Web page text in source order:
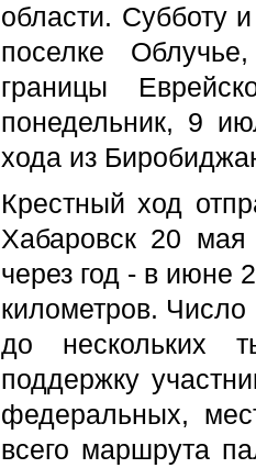
области. Субботу
поселке
границы
понедельник, 9
хода из
Крестный ход
Хабаровск 20
через год - в июне
километров. Число
до нескольких
поддержку
федеральных,
всего маршрута